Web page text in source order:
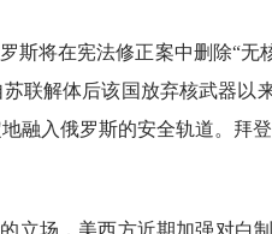
斯将在宪法修正案中删除“
联解体后该国放弃核武器
融入俄罗斯的安全轨道。拜
立场，美西方近期加强对白